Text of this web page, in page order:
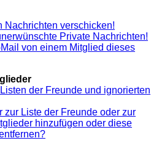
Nachrichten verschicken!
Private Nachrichten!
von einem Mitglied dieses
der Freunde und ignorierten
zur Liste der Freunde oder zur
hinzufügen oder diese